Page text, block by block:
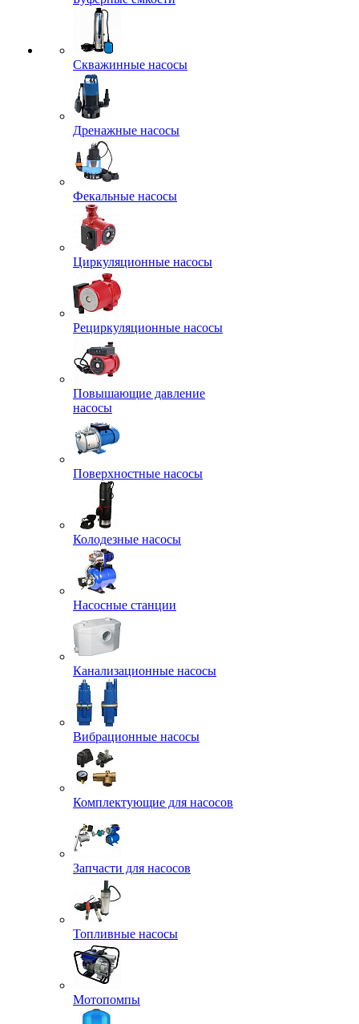
Скважинные насосы
Дренажные насосы
Фекальные насосы
Циркуляционные насосы
Рециркуляционные насосы
Повышающие давление
насосы
Поверхностные насосы
Колодезные насосы
Насосные станции
Канализационные насосы
Вибрационные насосы
Комплектующие для насосов
Запчасти для насосов
Топливные насосы
Мотопомпы